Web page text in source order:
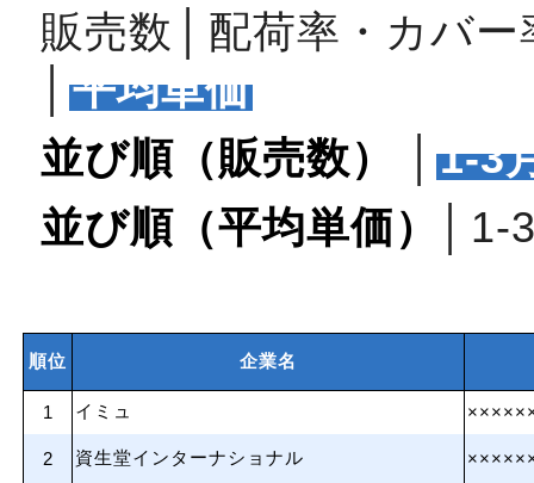
販売数
配荷率・カバー
平均単価
並び順（販売数）
1‐3
並び順（平均単価）
順位 企業名
1 イミュ
2 資生堂インターナショナル